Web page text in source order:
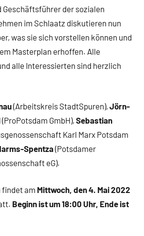
Geschäftsführer der sozialen
im Schlaatz diskutieren nun
was sie sich vorstellen können und
Masterplan erhoffen. Alle
alle Interessierten sind herzlich
(Arbeitskreis StadtSpuren), Jörn-
(ProPotsdam GmbH), Sebastian
Karl Marx Potsdam
Spentza(Potsdamer
eG).
findet am Mittwoch, den 4. Mai 2022
Beginn ist um 18:00 Uhr, Ende ist